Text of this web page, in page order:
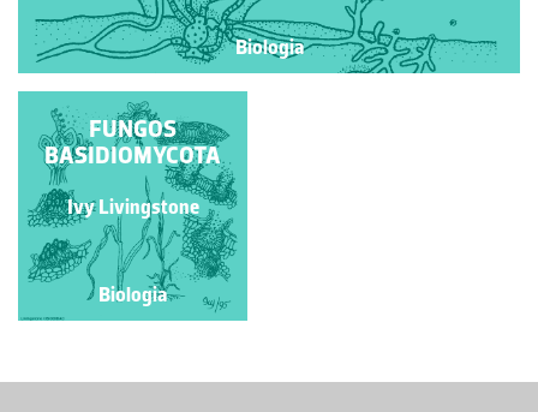
Biologia
FUNGOS
ASCOMYCOTA
Ivy Livingstone
Biologia
FUNGOS
BASIDIOMYCOTA
Ivy Livingstone
Biologia